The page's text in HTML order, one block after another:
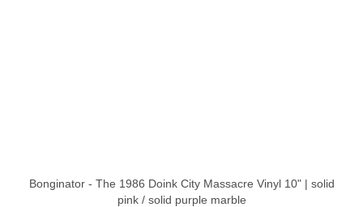
Bonginator - The 1986 Doink City Massacre Vinyl 10" | solid
pink / solid purple marble